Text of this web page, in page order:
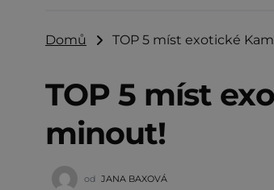
Domů TOP 5 míst exotické
TOP 5 míst
minout!
od JANA BAXOVÁ